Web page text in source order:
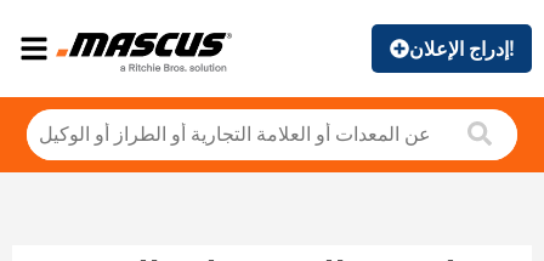
إدراج الإعلان!